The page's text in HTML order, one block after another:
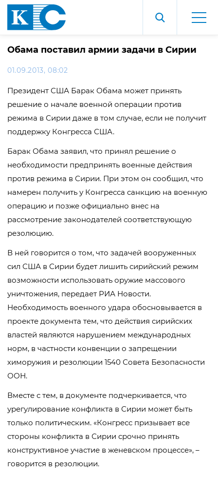
Обама поставил армии задачи в Сирии
01.09.2013, 08:02
Президент США Барак Обама может принять
решение о начале военной операции против
режима в Сирии даже в том случае, если не получит
поддержку Конгресса США.
Барак Обама заявил, что принял решение о
необходимости предпринять военные действия
против режима в Сирии. При этом он сообщил, что
намерен получить у Конгресса санкцию на военную
операцию и позже официально внес на
рассмотрение законодателей соответствующую
резолюцию.
В ней говорится о том, что задачей вооруженных
сил США в Сирии будет лишить сирийский режим
возможности использовать оружие массового
уничтожения, передает РИА Новости.
Необходимость военного удара обосновывается в
проекте документа тем, что действия сирийских
властей являются нарушением международных
норм, в частности конвенции о запрещении
химоружия и резолюции 1540 Совета Безопасности
ООН.
Вместе с тем, в документе подчеркивается, что
урегулирование конфликта в Сирии может быть
только политическим. «Конгресс призывает все
стороны конфликта в Сирии срочно принять
конструктивное участие в женевском процессе», –
говорится в резолюции.